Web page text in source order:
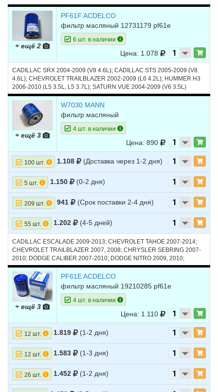
+ ещё 2
PF61F ACDELCO
фильтр масляный 12731179 pf61e
6 шт. в наличии
Цена: 1.078
CADILLAC SRX 2004-2009 (V8 4.6L); CADILLAC STS 2005-2009 (V8
4.6L); CHEVROLET TRAILBLAZER 2002-2009 (L6 4.2L); HUMMER H3
2006-2010 (L5 3.5L, L5 3.7L); SATURN VUE 2004-2009 (V6 3.5L)
+ ещё 3
W7030 MANN
фильтр масляный
4 шт. в наличии
Цена: 890
100 шт. 1.108 (Доставка через 1-2 дня)
5 шт. 1.150 (0-2 дня)
209 шт. 941 (Срок поставки 2-4 дня)
55 шт. 1.202 (4-5 дней)
CADILLAC ESCALADE 2009-2013; CHEVROLET TAHOE 2007-2014;
CHEVROLET TRAILBLAZER 2007, 2008; CHRYSLER SEBRING 2007-
2010; DODGE CALIBER 2007-2010; DODGE NITRO 2009, 2010;
HUMMER H2 2007-2009; HUMMER H3 2008-2010; JEEP COMPASS
2007-2016; RAM 1500 2011-2014; SATURN VUE 2008, 2009
+ ещё 3
PF61E ACDELCO
фильтр масляный 19210285 pf61e
4 шт. в наличии
Цена: 1.110
12 шт. 1.819 (1-2 дня)
12 шт. 1.583 (1-3 дня)
26 шт. 1.452 (1-2 дня)